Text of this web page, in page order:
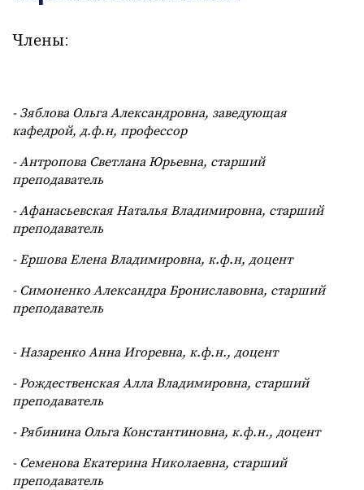
Члены:
- Зяблова Ольга Александровна, заведующая
кафедрой, д.ф.н, профессор
- Антропова Светлана Юрьевна, старший
преподаватель
- Афанасьевская Наталья Владимировна, старший
преподаватель
- Ершова Елена Владимировна, к.ф.н, доцент
- Симоненко Александра Брониславовна, старший
преподаватель
- Назаренко Анна Игоревна, к.ф.н., доцент
- Рождественская Алла Владимировна, старший
преподаватель
- Рябинина Ольга Константиновна, к.ф.н., доцент
- Семенова Екатерина Николаевна, старший
преподаватель